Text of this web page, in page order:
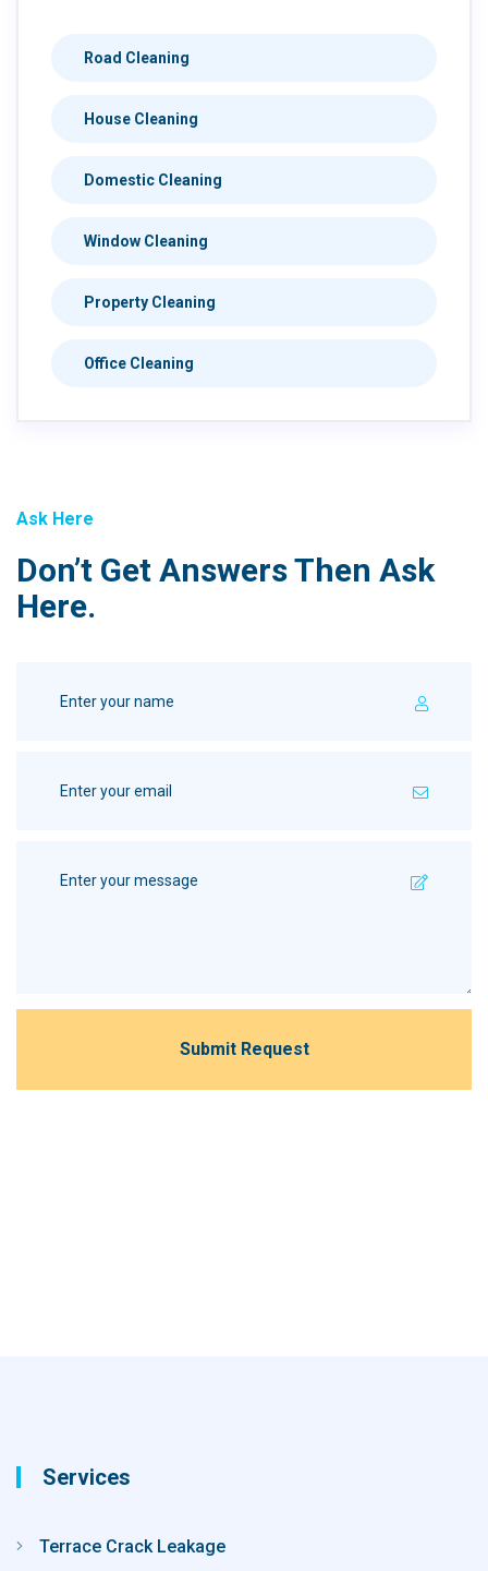
Road Cleaning
House Cleaning
Domestic Cleaning
Window Cleaning
Property Cleaning
Office Cleaning
Ask Here
Don’t Get Answers Then Ask
Here.
Services
Terrace Crack Leakage